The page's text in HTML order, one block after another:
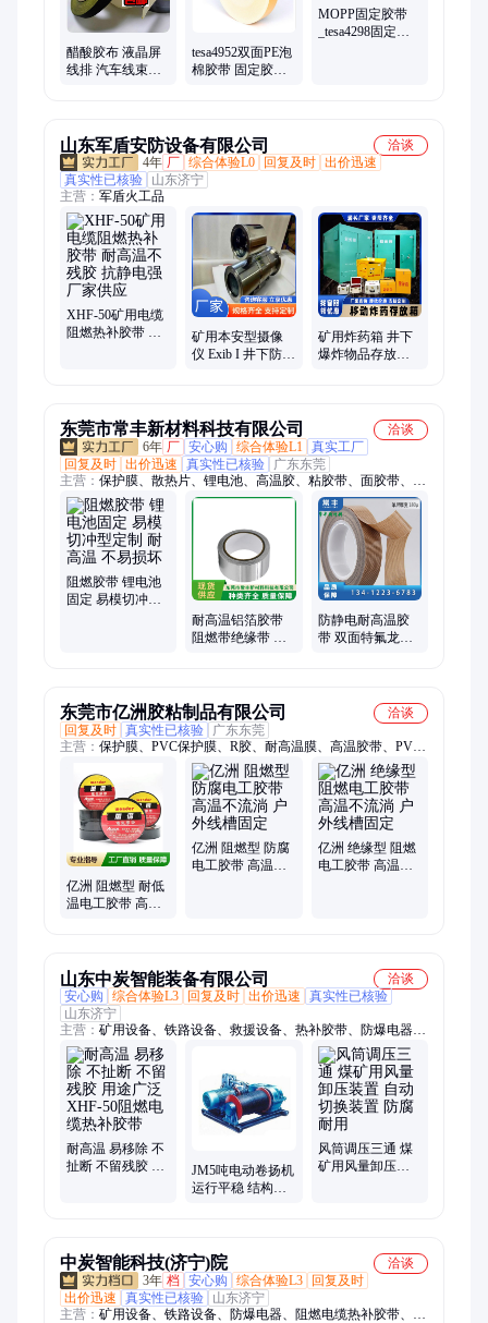
醋酸胶布 液晶屏
线排 汽车线束捆
tesa4952双面PE泡
棉胶带 固定胶布
MOPP固定胶带
_tesa4298固定胶
山东军盾安防设备有限公司
洽谈
4年 厂 综合体验L0 回复及时 出价迅速
真实性已核验
山东济宁
主营： 军盾火工品
XHF-50矿用电缆
阻燃热补胶带 耐
矿用本安型摄像
仪 Exib I 井下防爆
矿用炸药箱 井下
爆炸物品存放柜
东莞市常丰新材料科技有限公司
洽谈
6年 厂 安心购 综合体验L1
真实工厂
回复及时 出价迅速 真实性已核验
广东东莞
主营： 保护膜、散热片、锂电池、高温胶、粘胶带、面胶带、高
温膜、硅胶带、电池膜、失粘膜、切割膜、解粘胶、解粘膜、黑
白膜、固化膜、连接器、挂钩胶、冲压板、单双灯、石墨片、泡
棉胶、石墨粉、抗酸膜、铝塑膜、定位膜
阻燃胶带 锂电池
固定 易模切冲型
耐高温铝箔胶带
阻燃带绝缘带 不
防静电耐高温胶
带 双面特氟龙耐
东莞市亿洲胶粘制品有限公司
洽谈
回复及时 真实性已核验
广东东莞
主营： 保护膜、PVC保护膜、R胶、耐高温膜、高温胶带、PVC
胶带、电工胶带、PVC耐高温胶带、车窗沿胶带、汽车分色胶
带、PET高温胶带、高粘胶带、喷漆胶带、线束胶带、绒布胶
带、PVC绝缘胶带、纸胶带、电工胶布、电工胶
亿洲 阻燃型 耐低
温电工胶带 高温
亿洲 阻燃型 防腐
电工胶带 高温不
亿洲 绝缘型 阻燃
电工胶带 高温不
山东中炭智能装备有限公司
洽谈
安心购
综合体验L3 回复及时 出价迅速
真实性已核验
山东济宁
主营： 矿用设备、铁路设备、救援设备、热补胶带、防爆电器、
仪器仪表、路面机械、工程机械、智能制造
耐高温 易移除 不
扯断 不留残胶 用
JM5吨电动卷扬机
运行平稳 结构紧
风筒调压三通 煤
矿用风量卸压装
中炭智能科技(济宁)院
洽谈
3年 档 安心购 综合体验L3
回复及时
出价迅速
真实性已核验
山东济宁
主营： 矿用设备、铁路设备、防爆电器、阻燃电缆热补胶带、仪